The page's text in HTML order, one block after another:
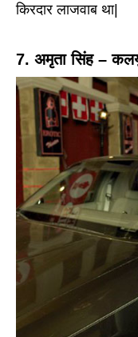
किरदार लाजवाब था|
7. अमृता सिंह –